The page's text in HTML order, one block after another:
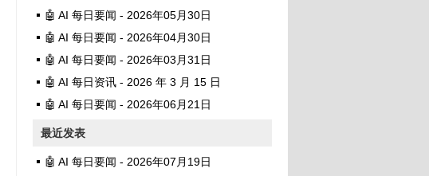
🤖 AI 每日要闻 - 2026年05月30日
🤖 AI 每日要闻 - 2026年04月30日
🤖 AI 每日要闻 - 2026年03月31日
🤖 AI 每日资讯 - 2026 年 3 月 15 日
🤖 AI 每日要闻 - 2026年06月21日
最近发表
🤖 AI 每日要闻 - 2026年07月19日